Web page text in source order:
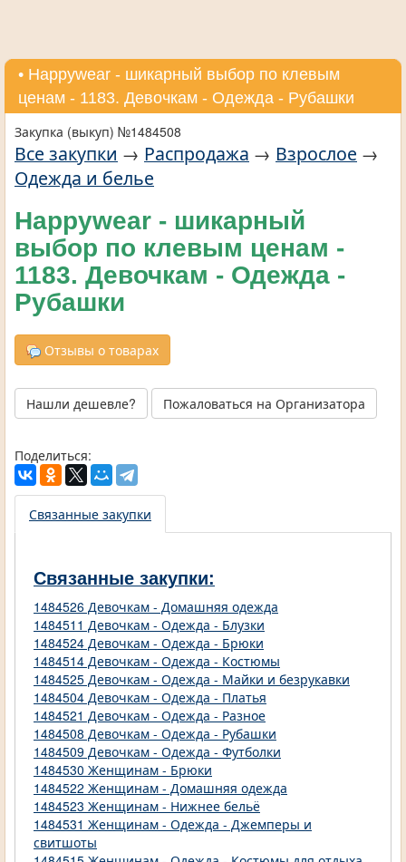
• Нappywear - шикарный выбор по клевым
ценам - 1183. Девочкам - Одежда - Рубашки
Закупка (выкуп) №1484508
Все закупки → Распродажа → Взрослое →
Одежда и белье
Нappywear - шикарный
выбор по клевым ценам -
1183. Девочкам - Одежда -
Рубашки
Отзывы о товарах
Нашли дешевле? Пожаловаться на Организатора
Поделиться:
Связанные закупки
Связанные закупки:
1484526 Девочкам - Домашняя одежда
1484511 Девочкам - Одежда - Блузки
1484524 Девочкам - Одежда - Брюки
1484514 Девочкам - Одежда - Костюмы
1484525 Девочкам - Одежда - Майки и безрукавки
1484504 Девочкам - Одежда - Платья
1484521 Девочкам - Одежда - Разное
1484508 Девочкам - Одежда - Рубашки
1484509 Девочкам - Одежда - Футболки
1484530 Женщинам - Брюки
1484522 Женщинам - Домашняя одежда
1484523 Женщинам - Нижнее бельё
1484531 Женщинам - Одежда - Джемперы и
свитшоты